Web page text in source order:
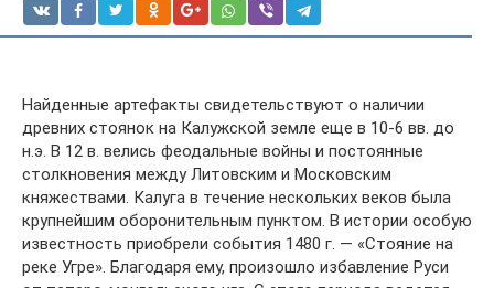
Найденные артефакты свидетельствуют о наличии
древних стоянок на Калужской земле еще в 10-6 вв. до
н.э. В 12 в. велись феодальные войны и постоянные
столкновения между Литовским и Московским
княжествами. Калуга в течение нескольких веков была
крупнейшим оборонительным пунктом. В истории особую
известность приобрели события 1480 г. — «Стояние на
реке Угре». Благодаря ему, произошло избавление Руси